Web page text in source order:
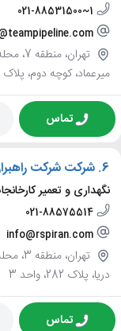
021-88531500~1
میرعماد، کوچه دوم، پلاک 20، طبقه سوم، واحد 6
تماس
6. شرکت شرکت
نگهداری و تعمیر
021-88575514
info@rspiran.com
دریا، پلاک 282، واحد 3
تماس